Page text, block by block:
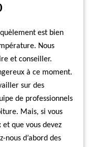
est bien
Nous
et conseiller.
à ce moment.
sur des
de professionnels
Mais, si vous
que vous devez
d’abord des